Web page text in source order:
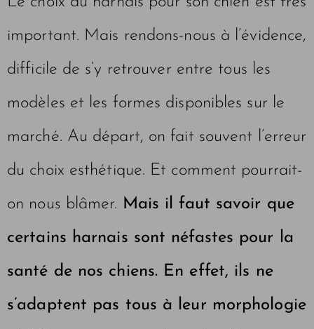
important. Mais rendons-nous à l’évidence,
difficile de s’y retrouver entre tous les
modèles et les formes disponibles sur le
marché. Au départ, on fait souvent l’erreur
du choix esthétique. Et comment pourrait-
on nous blâmer. Mais il faut savoir que
certains harnais sont néfastes pour la
santé de nos chiens. En effet, ils ne
s’adaptent pas tous à leur morphologie